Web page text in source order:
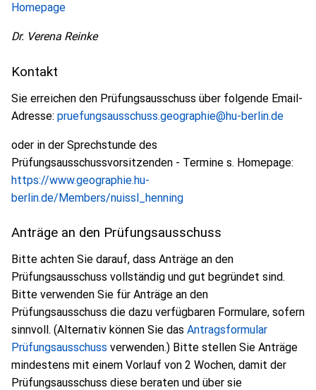
Homepage
Dr. Verena Reinke
Kontakt
Sie erreichen den Prüfungsausschuss über folgende Email-
Adresse: pruefungsausschuss.geographie@hu-berlin.de
oder in der Sprechstunde des
Prüfungsausschussvorsitzenden - Termine s. Homepage:
https://www.geographie.hu-
berlin.de/Members/nuissl_henning
Anträge an den Prüfungsausschuss
Bitte achten Sie darauf, dass Anträge an den
Prüfungsausschuss vollständig und gut begründet sind.
Bitte verwenden Sie für Anträge an den
Prüfungsausschuss die dazu verfügbaren Formulare, sofern
sinnvoll. (Alternativ können Sie das Antragsformular
Prüfungsausschuss verwenden.) Bitte stellen Sie Anträge
mindestens mit einem Vorlauf von 2 Wochen, damit der
Prüfungsausschuss diese beraten und über sie